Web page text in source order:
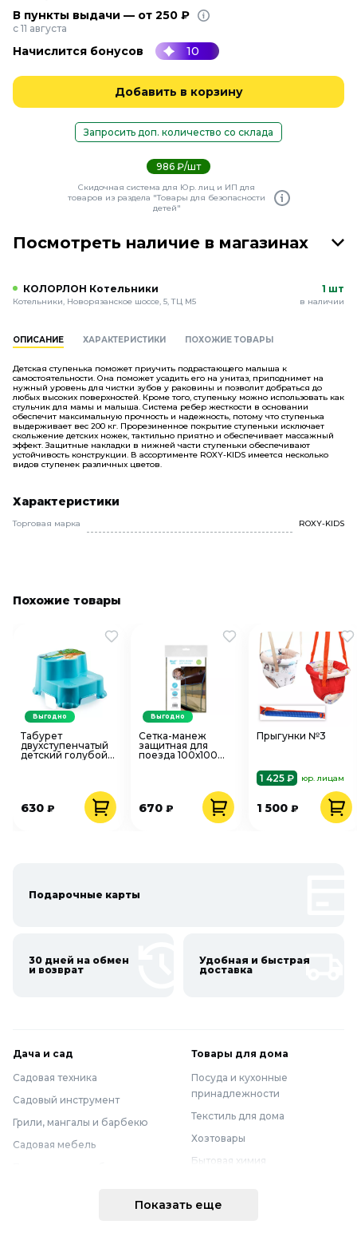
В пункты выдачи — от 250 ₽
с 11 августа
Начислится бонусов 10
Добавить в корзину
Запросить доп. количество со склада
986 ₽/шт
Скидочная система для Юр. лиц и ИП для
товаров из раздела "Товары для безопасности
детей"
Посмотреть наличие в магазинах
КОЛОРЛОН Котельники
Котельники, Новорязанское шоссе, 5, ТЦ М5
1 шт
в наличии
ОПИСАНИЕ ХАРАКТЕРИСТИКИ ПОХОЖИЕ ТОВАРЫ
Детская ступенька поможет приучить подрастающего малыша к
самостоятельности. Она поможет усадить его на унитаз, приподнимет на
нужный уровень для чистки зубов у раковины и позволит добраться до
любых высоких поверхностей. Кроме того, ступеньку можно использовать как
стульчик для мамы и малыша. Система ребер жесткости в основании
обеспечит максимальную прочность и надежность, потому что ступенька
выдерживает вес 200 кг. Прорезиненное покрытие ступеньки исключает
скольжение детских ножек, тактильно приятно и обеспечивает массажный
эффект. Защитные накладки в нижней части ступеньки обеспечивают
устойчивость конструкции. В ассортименте ROXY-KIDS имеется несколько
видов ступенек различных цветов.
Характеристики
Торговая марка ROXY-KIDS
Похожие товары
Табурет
двухступенчатый
детский голубой
630 ₽
Выгодно
Сетка-манеж
защитная для
поезда 100х100
670 ₽
Выгодно
Прыгунки №3
1 425 ₽ юр. лицам
1 500 ₽
Подарочные карты
30 дней на обмен
и возврат
Удобная и быстрая
доставка
Дача и сад
Садовая техника
Садовый инструмент
Грили, мангалы и барбекю
Садовая мебель
Товары для дома
Посуда и кухонные
принадлежности
Текстиль для дома
Хозтовары
Бытовая химия
Мебель
Показать еще